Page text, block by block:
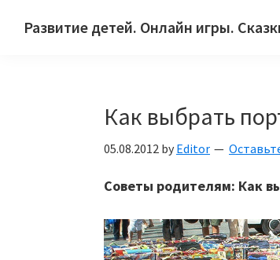
Развитие детей. Онлайн игры.
Как выбрать
05.08.2012 by Editor
Советы родителям: Как